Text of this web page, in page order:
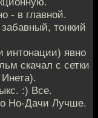
- в главной.
тонкий
интонации) явно
скачал с сетки
:) Все.
Но-Дачи Лучше.